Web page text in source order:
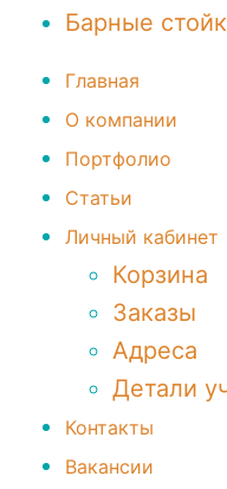
Барные
Главная
О компании
Портфолио
Статьи
Личный кабинет
Корзина
Заказы
Адреса
Детали
Контакты
Вакансии